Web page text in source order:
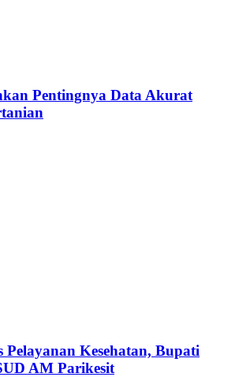
Pentingnya Data Akurat
Kesehatan, Bupati
AM Parikesit